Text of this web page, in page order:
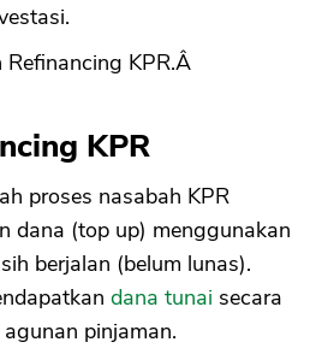
KPR.Â
KPR
proses nasabah KPR
dana (top up) menggunakan
berjalan (belum lunas).
dana tunai secara
pinjaman.